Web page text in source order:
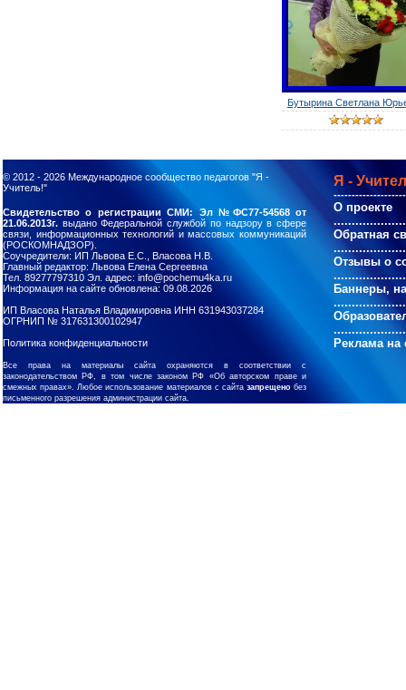
Бутырина Светлана
© 2012 - 2026 Международное сообщество педагогов "Я -
Учитель!"
Я -
О проекте
Обратная
Отзывы о
Баннеры,
Реклама на
Свидетельство о регистрации СМИ: Эл №ФС77-54568 от
21.06.2013г. выдано Федеральной службой по надзору в сфере
связи, информационных технологий и массовых коммуникаций
(РОСКОМНАДЗОР).
Соучредители: ИП Львова Е.С., Власова Н.В.
Главный редактор: Львова Елена Сергеевна
Тел. 89277797310 Эл. адрес: info@pochemu4ka.ru
Информация на сайте обновлена: 09.08.2026
ИП Власова Наталья Владимировна ИНН 631943037284
ОГРНИП № 317631300102947
Политика конфиденциальности
Все права на материалы сайта охраняются в соответствии с
законодательством РФ, в том числе законом РФ «Об авторском праве и
смежных правах». Любое использование материалов с сайта запрещенобез
письменного разрешения администрации сайта.